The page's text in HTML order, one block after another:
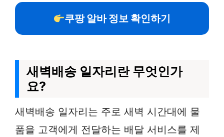
쿠팡 알바 정보 확인하기
새벽배송 일자리란 무엇인가
요?
새벽배송 일자리는 주로 새벽 시간대에 물
품을 고객에게 전달하는 배달 서비스를 제